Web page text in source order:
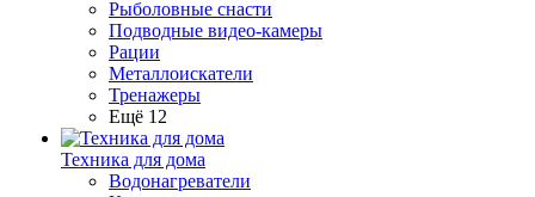
Рыболовные снасти
Подводные видео-камеры
Рации
Металлоискатели
Тренажеры
Ещё 12
Техника для дома
Водонагреватели